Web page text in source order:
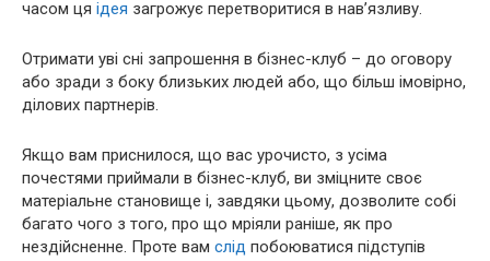
часом ця ідея загрожує перетворитися в нав’язливу.
Отримати уві сні запрошення в бізнес-клуб – до оговору
або зради з боку близьких людей або, що більш імовірно,
ділових партнерів.
Якщо вам приснилося, що вас урочисто, з усіма
почестями приймали в бізнес-клуб, ви зміцните своє
матеріальне становище і, завдяки цьому, дозволите собі
багато чого з того, про що мріяли раніше, як про
нездійсненне. Проте вам слід побоюватися підступів